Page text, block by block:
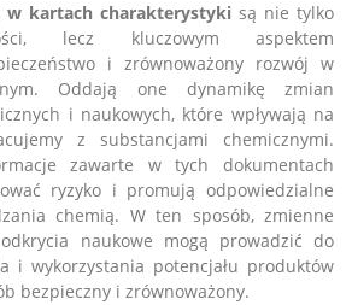
w kartach charakterystyki są nie tylko
lecz kluczowym aspektem
i zrównoważony rozwój w
Oddają one dynamikę zmian
i naukowych, które wpływają na
z substancjami chemicznymi.
zawarte w tych dokumentach
ryzyko i promują odpowiedzialne
chemią. W ten sposób, zmienne
naukowe mogą prowadzić do
i wykorzystania potencjału produktów
bezpieczny i zrównoważony.